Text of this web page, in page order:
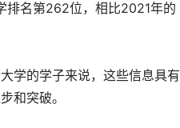
排名第262位，相比2021年的
学的学子来说，这些信息具有
和突破。